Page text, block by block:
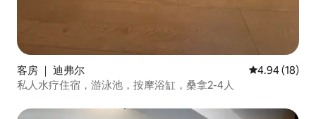
客房 ｜ 迪弗尔 平均评分
4.94 (18)
私人水疗住宿，游泳池，按摩浴缸，桑拿2-4人